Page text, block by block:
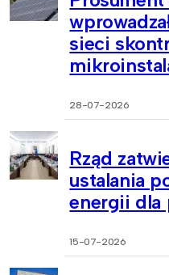
sieci
28-07-2026
Rząd
ustalania
energii dla
15-07-2026